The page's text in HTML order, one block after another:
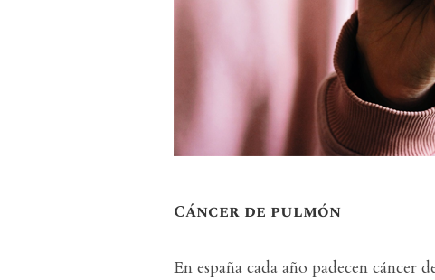
Cáncer de pulmón
En españa cada año padecen cáncer